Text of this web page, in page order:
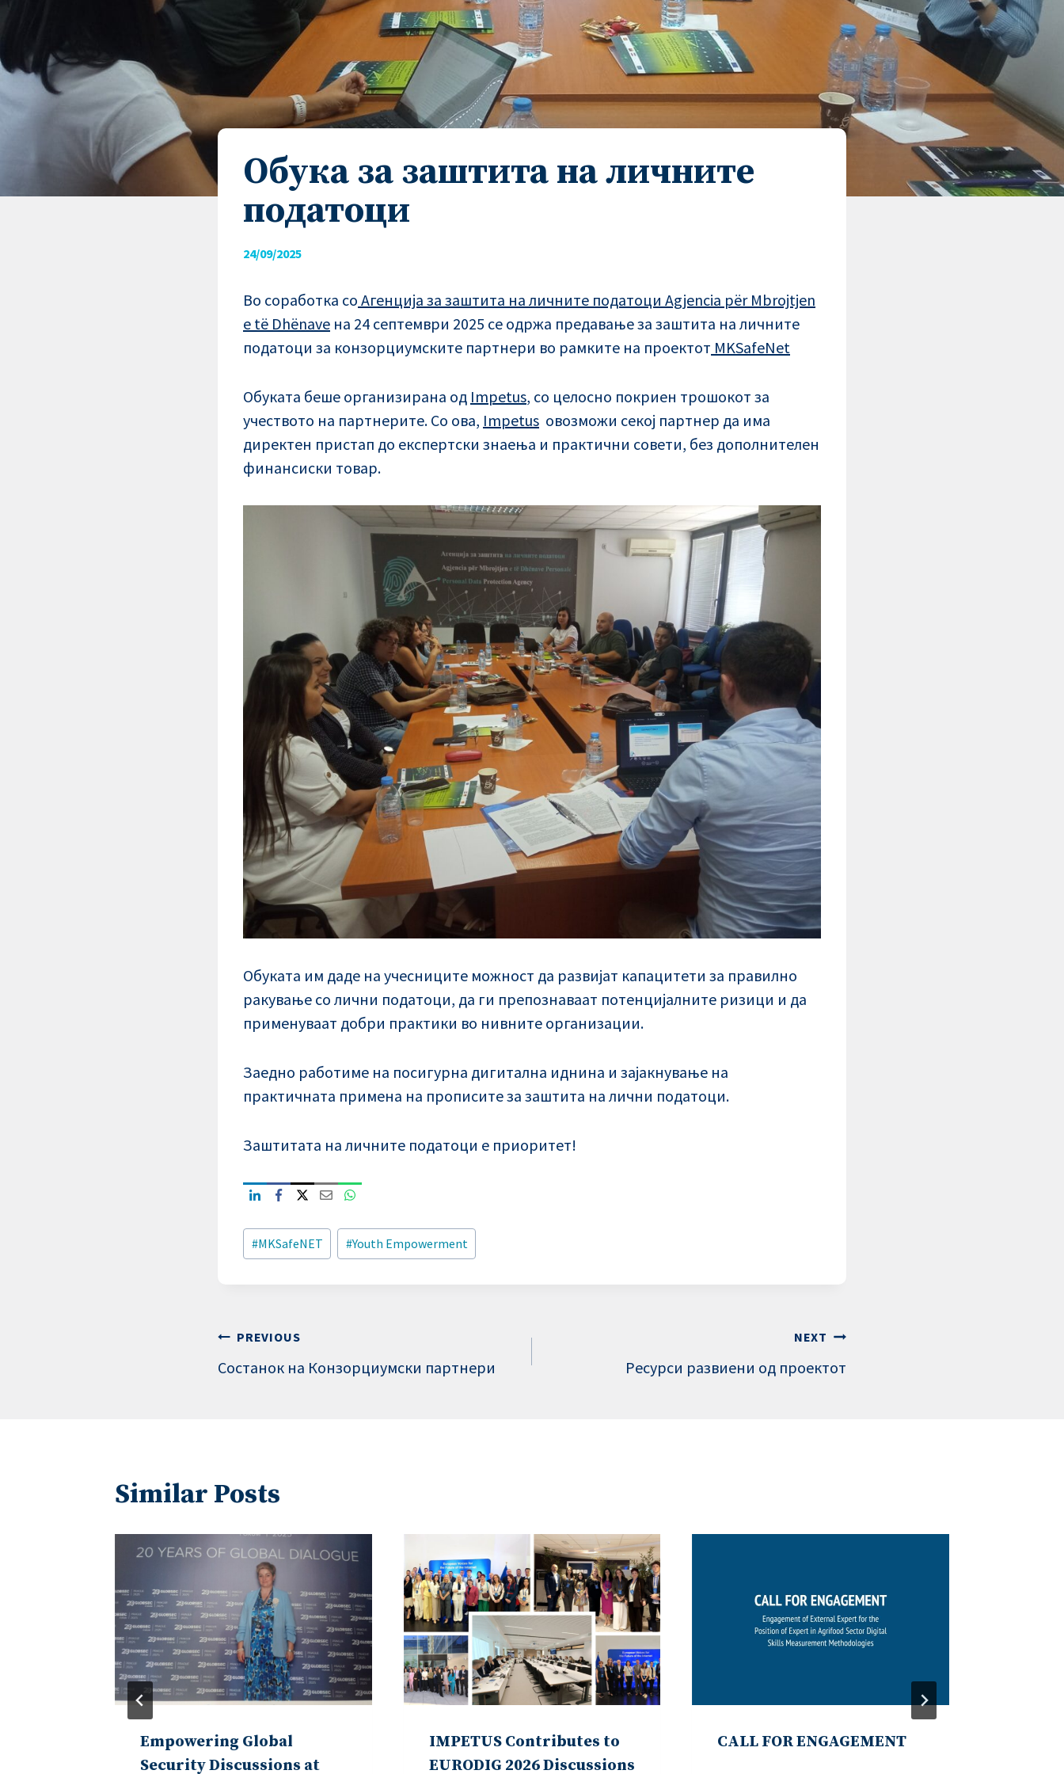
Обука за заштита на личните
податоци
24/09/2025
Во соработка со Агенција за заштита на личните податоци Agjencia për Mbrojtjen
e të Dhënave на 24 септември 2025 се одржа предавање за заштита на личните
податоци за конзорциумските партнери во рамките на проектот MKSafeNet
Обуката беше организирана од Impetus, со целосно покриен трошокот за
учеството на партнерите. Со ова, Impetus овозможи секој партнер да има
директен пристап до експертски знаења и практични совети, без дополнителен
финансиски товар.
Обуката им даде на учесниците можност да развијат капацитети за правилно
ракување со лични податоци, да ги препознаваат потенцијалните ризици и да
применуваат добри практики во нивните организации.
Заедно работиме на посигурна дигитална иднина и зајакнување на
практичната примена на прописите за заштита на лични податоци.
Заштитата на личните податоци е приоритет!
Post
Tags:
#MKSafeNET #Youth Empowerment
Post
navigation
PREVIOUS
Состанок на Конзорциумски партнери
NEXT
Ресурси развиени од проектот
Similar Posts
Empowering Global
Security Discussions at
IMPETUS Contributes to
EURODIG 2026 Discussions
CALL FOR ENGAGEMENT